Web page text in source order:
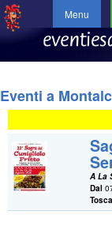
Menu
Eventi a
A La
Dal